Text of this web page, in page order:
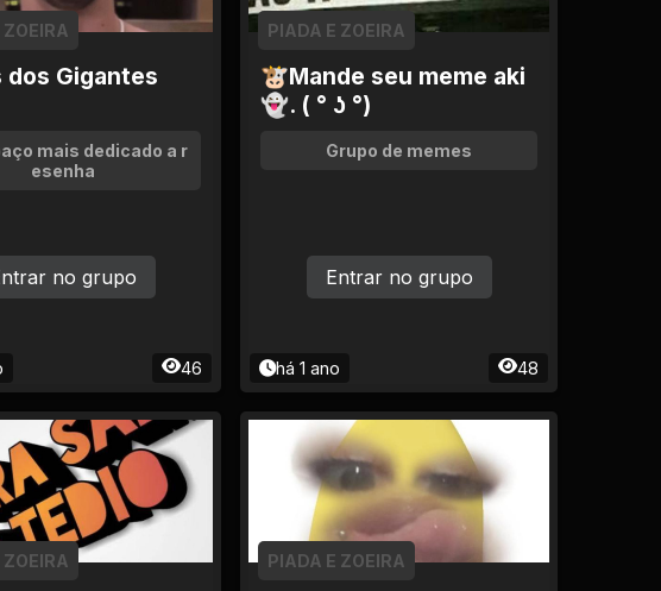
dos Gigantes
mais dedicado a r
esenha
46
no grupo
🐮Mande seu meme aki
👻. ( ° ʖ °)
PIADA E ZOEIRA
Grupo de memes
há 1 ano 48
Entrar no grupo
PIADA E ZOEIRA